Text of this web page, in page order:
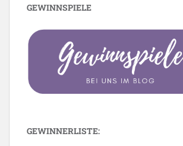
GEWINNSPIELE
GEWINNERLISTE: